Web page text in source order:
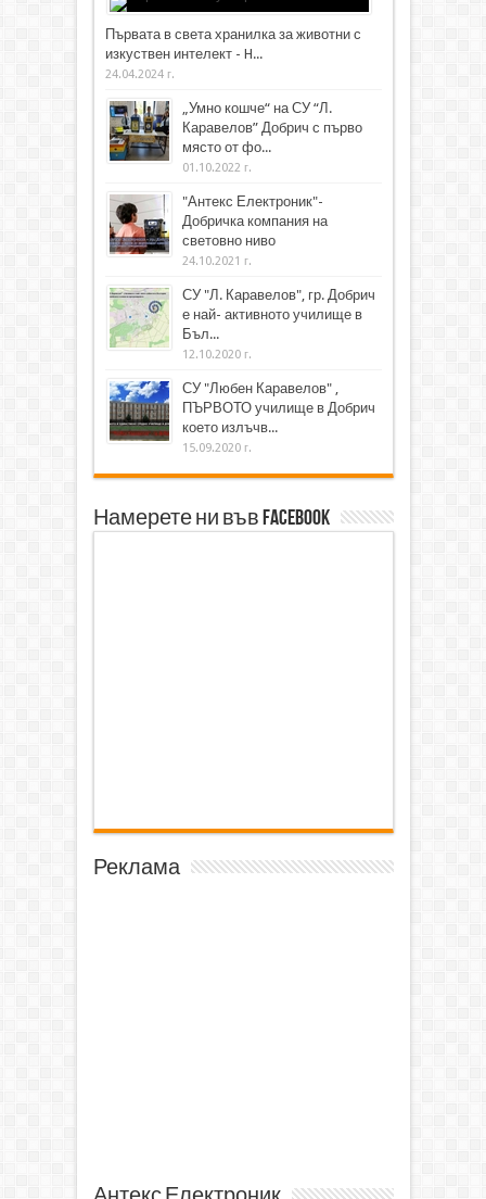
Първата в света хранилка за животни с
изкуствен интелект - H...
24.04.2024 г.
„Умно кошче“ на СУ “Л.
Каравелов” Добрич с първо
място от фо...
01.10.2022 г.
"Антекс Електроник"-
Добричка компания на
световно ниво
24.10.2021 г.
СУ "Л. Каравелов", гр. Добрич
е най- активното училище в
Бъл...
12.10.2020 г.
СУ "Любен Каравелов" ,
ПЪРВОТО училище в Добрич
което излъчв...
15.09.2020 г.
Намерете ни във Facebook
Реклама